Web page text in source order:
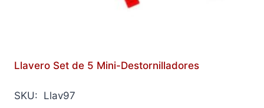
Llavero Set de 5 Mini-Destornilladores
SKU: Llav97